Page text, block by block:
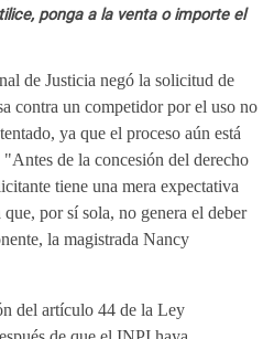
ponga a la venta o importe el
de Justicia negó la solicitud de
contra un competidor por el uso no
ya que el proceso aún está
de la concesión del derecho
tiene una mera expectativa
por sí sola, no genera el deber
la magistrada Nancy
del artículo 44 de la Ley